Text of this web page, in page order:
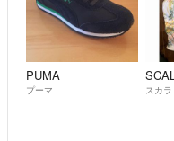
まあまあ使ってます。
出品者 yh0b1- 10ヶ月前
コメント失礼します。使用
PUMA
プーマ スカラ